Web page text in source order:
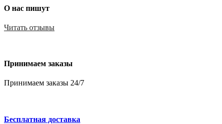
О нас пишут
Читать отзывы
Принимаем заказы
Принимаем заказы 24/7
Бесплатная доставка